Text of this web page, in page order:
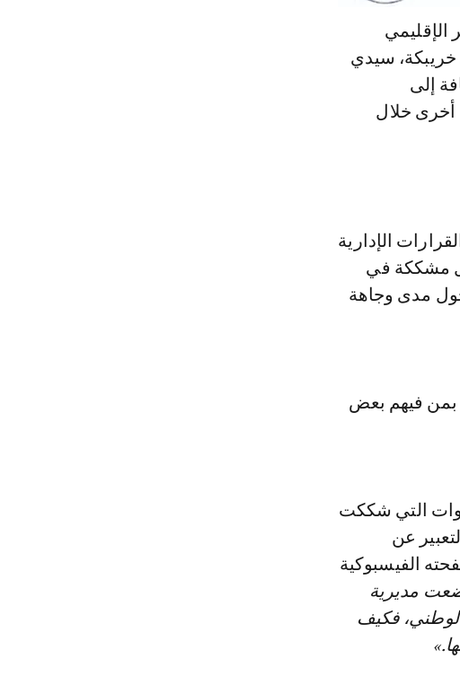
الإقليمي
خريبكة، سيدي
إلى
أخرى خلال
الإدارية
مشككة في
مدى وجاهة
بمن فيهم بعض
التي شككت
عن
الفيسبوكية
مديرية
فكيف